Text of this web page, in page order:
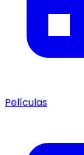
Películas